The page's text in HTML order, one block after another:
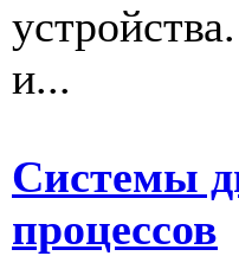
и...
Системы
процессов